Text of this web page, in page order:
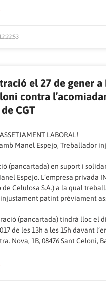
el 27 de gener a
contra
CGT
LABORAL!
Manel Espejo, Treballador
(pancartada) en suport i
Espejo. L’empresa privada
Celulosa S.A.) a la qual
patint prèviament
(pancartada) tindrà lloc el
de les 13h a les 15h davant
Nova, 1B, 08476 Sant Celoni,